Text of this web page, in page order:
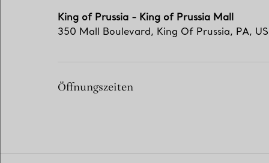
King of Prussia - King of Prussia Mall
350 Mall Boulevard, King Of Prussia, PA, US
Öffnungszeiten